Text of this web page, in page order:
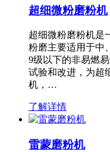
超细微粉磨粉机
超细微粉磨粉机是
粉磨主要适用于中
9级以下的非易燃
试验和改进，为超
机，…
了解详情
雷蒙磨粉机